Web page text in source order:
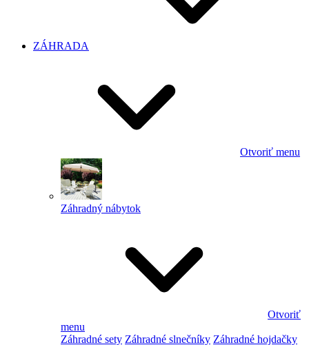
ZÁHRADA
Otvoriť menu
Záhradný nábytok
Otvoriť
menu
Záhradné sety Záhradné slnečníky Záhradné hojdačky